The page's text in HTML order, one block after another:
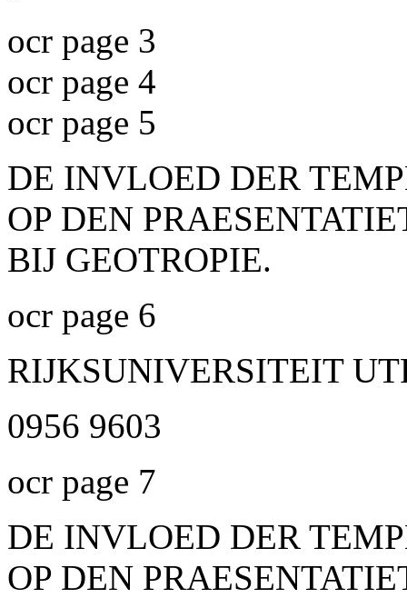
ocr page 3
ocr page 4
ocr page 5
DE INVLOED DER
OP DEN
BIJ GEOTROPIE.
ocr page 6
RIJKSUNIVERSITEIT
0956 9603
ocr page 7
DE INVLOED DER
OP DEN